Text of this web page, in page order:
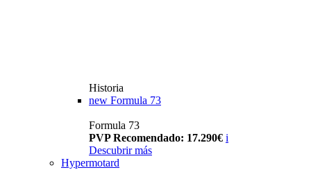
Historia
new Formula 73
Formula 73
PVP Recomendado: 17.290€ i
Descubrir más
Hypermotard